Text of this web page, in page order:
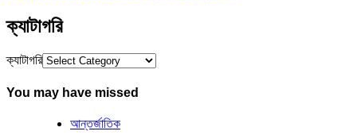
ক্যাটাগরি
ক্যাটাগরি
You may have missed
আন্তর্জাতিক